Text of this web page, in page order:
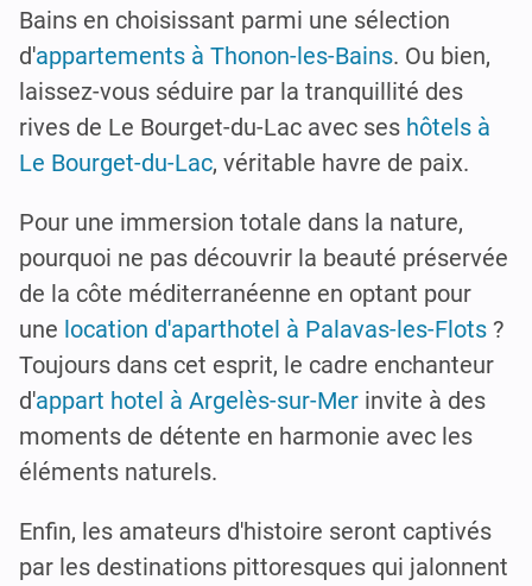
Bains en choisissant parmi une sélection
d'appartements à Thonon-les-Bains. Ou bien,
laissez-vous séduire par la tranquillité des
rives de Le Bourget-du-Lac avec ses hôtels à
Le Bourget-du-Lac, véritable havre de paix.
Pour une immersion totale dans la nature,
pourquoi ne pas découvrir la beauté préservée
de la côte méditerranéenne en optant pour
une location d'aparthotel à Palavas-les-Flots ?
Toujours dans cet esprit, le cadre enchanteur
d'appart hotel à Argelès-sur-Mer invite à des
moments de détente en harmonie avec les
éléments naturels.
Enfin, les amateurs d'histoire seront captivés
par les destinations pittoresques qui jalonnent